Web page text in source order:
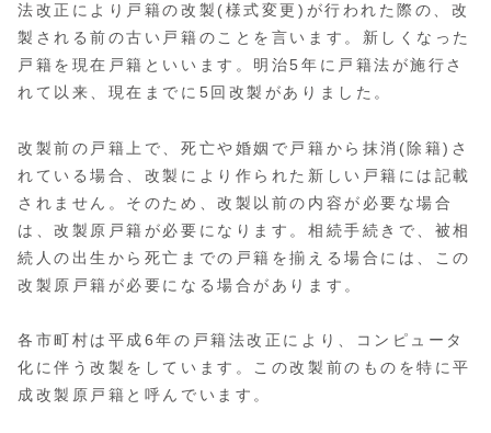
法改正により戸籍の改製(様式変更)が行われた際の、改
製される前の古い戸籍のことを言います。新しくなった
戸籍を現在戸籍といいます。明治5年に戸籍法が施行さ
れて以来、現在までに5回改製がありました。
改製前の戸籍上で、死亡や婚姻で戸籍から抹消(除籍)さ
れている場合、改製により作られた新しい戸籍には記載
されません。そのため、改製以前の内容が必要な場合
は、改製原戸籍が必要になります。相続手続きで、被相
続人の出生から死亡までの戸籍を揃える場合には、この
改製原戸籍が必要になる場合があります。
各市町村は平成6年の戸籍法改正により、コンピュータ
化に伴う改製をしています。この改製前のものを特に平
成改製原戸籍と呼んでいます。